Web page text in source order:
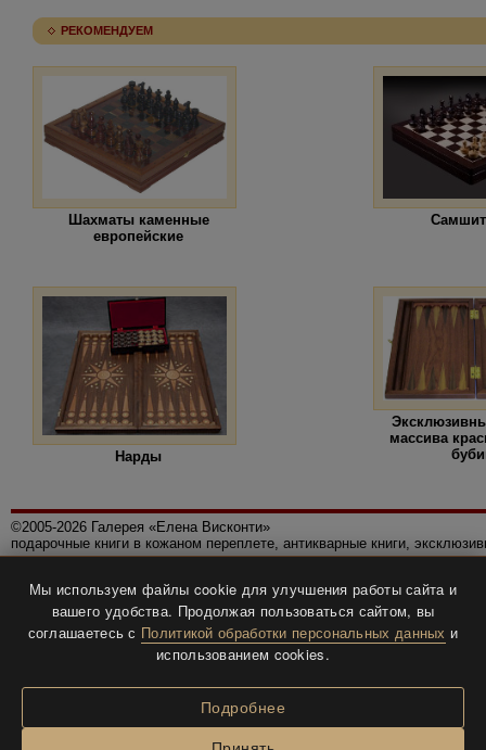
РЕКОМЕНДУЕМ
Шахматы каменные
европейские
Нарды
массива
©2005-2026 Галерея «Елена Висконти»
подарочные книги в кожаном переплете, антикварные книги,
Политика конфиденциальности
Все права защищены.
Разработка и дизайнBTV-info.
Мы используем файлы cookie для улучшения работы сайта и
вашего удобства. Продолжая пользоваться сайтом, вы
соглашаетесь с Политикой обработки персональных данных и
использованием cookies.
Подробнее